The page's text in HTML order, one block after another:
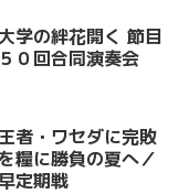
学の絆花開く 節目
０回合同演奏会
者・ワセダに完敗
糧に勝負の夏へ／
定期戦